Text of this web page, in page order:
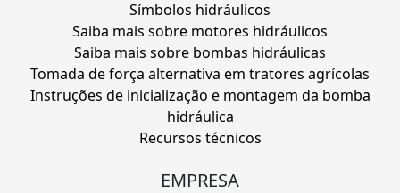
Símbolos hidráulicos
Saiba mais sobre motores hidráulicos
Saiba mais sobre bombas hidráulicas
Tomada de força alternativa em tratores agrícolas
Instruções de inicialização e montagem da bomba
hidráulica
Recursos técnicos
EMPRESA